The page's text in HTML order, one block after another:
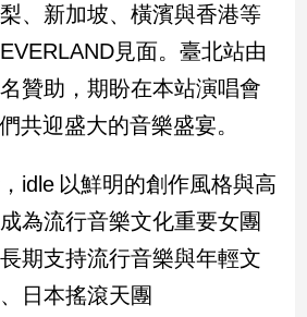
、新加坡、橫濱與香港等
見面。臺北站由
贊助，期盼在本站演唱會
共迎盛大的音樂盛宴。
idle 以鮮明的創作風格與高
為流行音樂文化重要女團
期支持流行音樂與年輕文
日本搖滾天團